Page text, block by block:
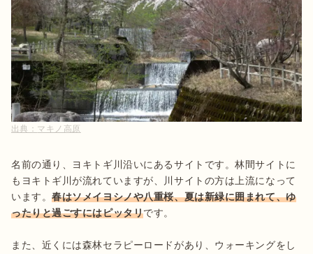
出典： マキノ高原
名前の通り、ヨキトギ川沿いにあるサイトです。林間サイトに
もヨキトギ川が流れていますが、川サイトの方は上流になって
います。春はソメイヨシノや八重桜、夏は新緑に囲まれて、ゆ
ったりと過ごすにはピッタリです。
また、近くには森林セラピーロードがあり、ウォーキングをし